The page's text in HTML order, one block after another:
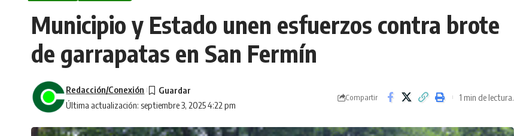
Municipio y Estado unen esfuerzos contra brote
de garrapatas en San Fermín
Última actualización: septiembre 3, 2025 4:22 pm
Redacción/Conexión
Compartir 1 min de lectura.